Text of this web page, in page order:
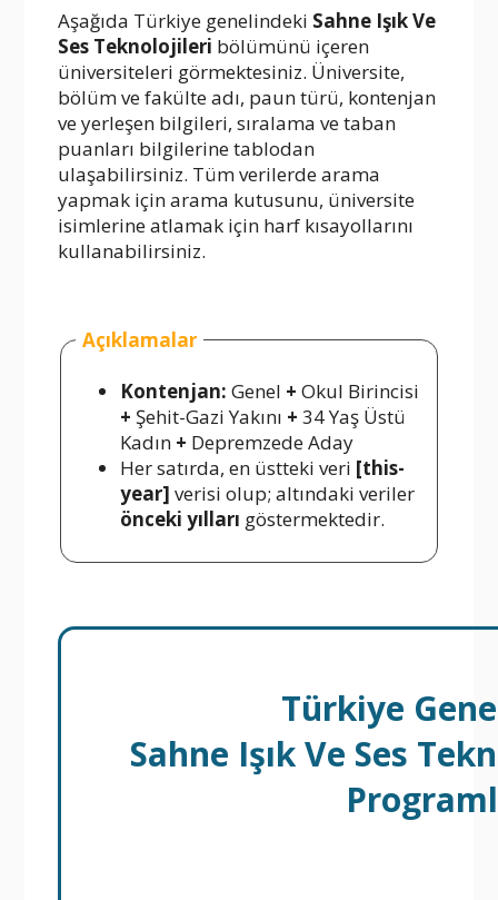
Aşağıda Türkiye genelindeki Sahne Işık Ve
Ses Teknolojileri bölümünü içeren
üniversiteleri görmektesiniz. Üniversite,
bölüm ve fakülte adı, paun türü, kontenjan
ve yerleşen bilgileri, sıralama ve taban
puanları bilgilerine tablodan
ulaşabilirsiniz. Tüm verilerde arama
yapmak için arama kutusunu, üniversite
isimlerine atlamak için harf kısayollarını
kullanabilirsiniz.
Açıklamalar
Kontenjan: Genel + Okul Birincisi
+ Şehit-Gazi Yakını + 34 Yaş Üstü
Kadın + Depremzede Aday
Her satırda, en üstteki veri [this-
year] verisi olup; altındaki veriler
önceki yılları göstermektedir.
Türkiye
Sahne Işık Ve Ses